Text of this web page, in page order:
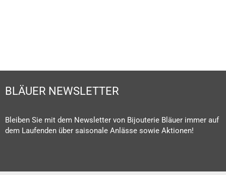
BLÄUER NEWSLETTER
Bleiben Sie mit dem Newsletter von Bijouterie Bläuer immer auf
dem Laufenden über saisonale Anlässe sowie Aktionen!